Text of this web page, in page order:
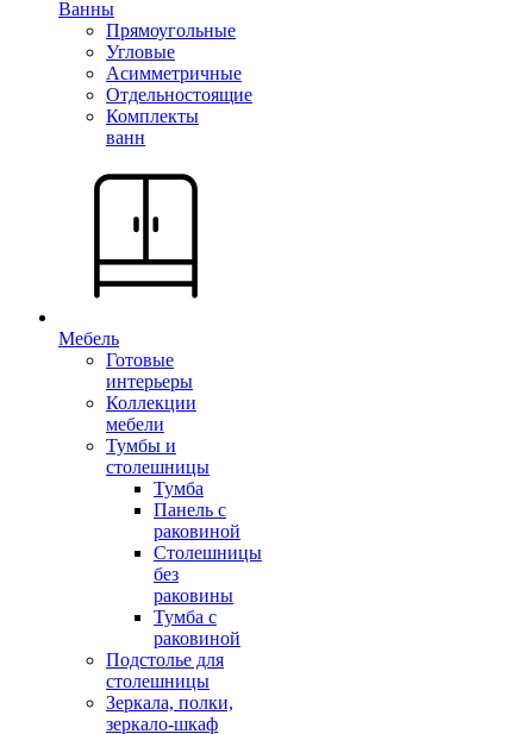
Ванны
Прямоугольные
Угловые
Асимметричные
Отдельностоящие
Комплекты
ванн
Мебель
Готовые
интерьеры
Коллекции
мебели
Тумбы и
столешницы
Тумба
Панель с
раковиной
Столешницы
без
раковины
Тумба с
раковиной
Подстолье для
столешницы
Зеркала, полки,
зеркало-шкаф